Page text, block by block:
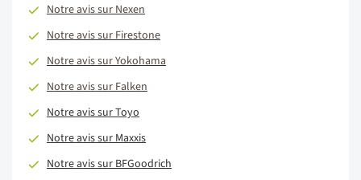
Notre avis sur Nexen
Notre avis sur Firestone
Notre avis sur Yokohama
Notre avis sur Falken
Notre avis sur Toyo
Notre avis sur Maxxis
Notre avis sur BFGoodrich